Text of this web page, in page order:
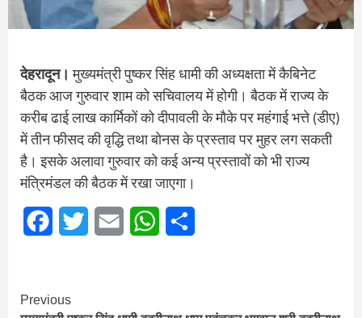
देहरादून।मुख्यमंत्री पुष्कर सिंह धामी की अध्यक्षता में कैबिनेट
बैठक आज गुरुवार शाम को सचिवालय में होगी। बैठक में राज्य के
करीब ढाई लाख कार्मिकों को दीपावली के मौके पर महंगाई भत्ते (डीए)
में तीन फीसद की वृद्धि तथा बोनस के प्रस्ताव पर मुहर लग सकती
है। इसके अलावा गुरुवार को कई अन्य प्रस्तावों को भी राज्य
मंत्रिमंडल की बैठक में रखा जाएगा।
FacebookTwitter Email WhatsApp
Continue
Previous